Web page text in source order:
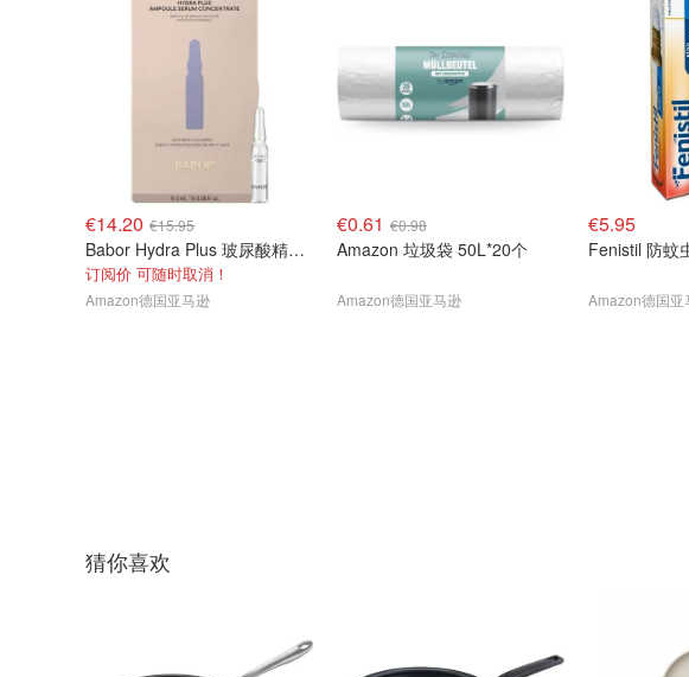
€14.20 €15.95
Babor Hydra Plus 玻尿酸精华 7支
订阅价 可随时取消！
Amazon德国亚马逊
€0.61 €0.98
Amazon 垃圾袋 50L*20个
Amazon德国亚马逊
€5.95
Fenistil 防蚊
Amazon德国亚
猜你喜欢